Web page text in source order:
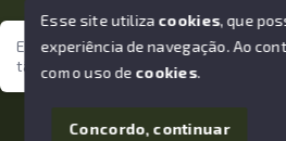
Estamos aqui para te ajudar. Vamos
tão importante da sua vida?
© Copyright 2026 - João Losano
SITE PARA IMOBILIARIA
Esse site utiliza cookies, que
experiência de navegação.Ao
com o uso de cookies.
Concordo, continuar